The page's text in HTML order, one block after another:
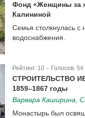
Фонд «Женщины за
Калининой
Семья столкнулась с
водоснабжения.
Рейтинг: 10 Голосов: 54
СТРОИТЕЛЬСТВО
1859–1867 годы
Варвара Каширина,
Монастырь был